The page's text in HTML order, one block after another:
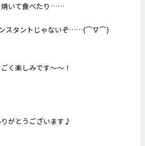
焼いて食べたり……
ンスタントじゃないぞ……(⌒∇⌒)
く楽しみです～～！
りがとうございます♪